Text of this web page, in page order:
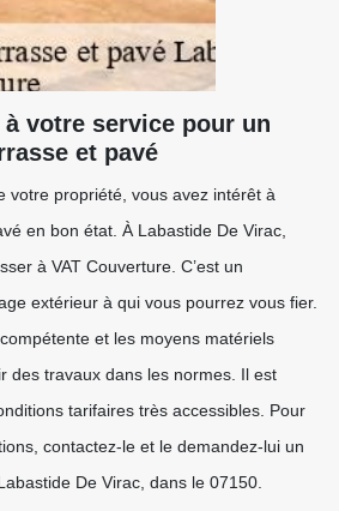
à votre service pour un
et pavé
votre propriété, vous avez intérêt à
en bon état. À Labastide De Virac,
à VAT Couverture. C’est un
extérieur à qui vous pourrez vous fier.
et les moyens matériels
des travaux dans les normes. Il est
tarifaires très accessibles. Pour
contactez-le et le demandez-lui un
De Virac, dans le 07150.